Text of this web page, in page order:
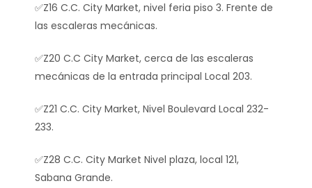
nivel feria piso 3. Frente de
cerca de las escaleras
principal Local 203.
Nivel Boulevard Local 232-
Nivel plaza, local 121,